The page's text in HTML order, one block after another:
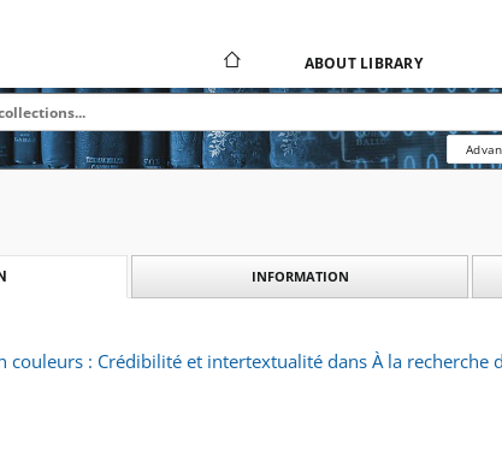
ABOUT LIBRARY
INFORMATION
couleurs : Crédibilité et intertextualité dans À la recherche